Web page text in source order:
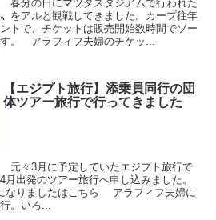
分の日にマツダスタジアムで行われた
をアルと観戦してきました。カープ往年
トで、チケットは販売開始数時間でソー
。 アラフィフ夫婦のチケッ...
【エジプト旅行】添乗員同行の団
体ツアー旅行で行ってきました
々3月に予定していたエジプト旅行で
出発のツアー旅行へ申し込みました。
なりましたはこちら アラフィフ夫婦に
。いろ...